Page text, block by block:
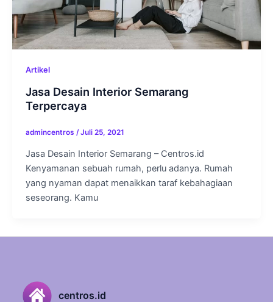
Artikel
Jasa Desain Interior Semarang
Terpercaya
admincentros /Juli 25, 2021
Jasa Desain Interior Semarang – Centros.id
Kenyamanan sebuah rumah, perlu adanya. Rumah
yang nyaman dapat menaikkan taraf kebahagiaan
seseorang. Kamu
centros.id